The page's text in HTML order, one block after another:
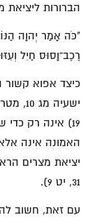
הברורות ליציאת
"כֹּה אָמַר יְהוָה
רֶכֶב־וָסוּס חַיִל
כיצד אפוא קשור
19) אינה רק
האמונה אינה
31, יט 9).
עם זאת, חשוב